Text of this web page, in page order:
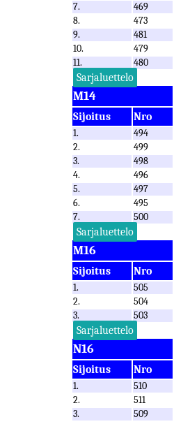
7.
469
8.
473
9.
481
10.
479
11.
480
Sarjaluettelo
M14
Sijoitus Nro
1. 494
2.
499
3.
498
4.
496
5.
497
6.
495
7.
500
Sarjaluettelo
M16
Sijoitus Nro
1. 505
2.
504
3.
503
Sarjaluettelo
N16
Sijoitus Nro
1. 510
2.
511
3.
509